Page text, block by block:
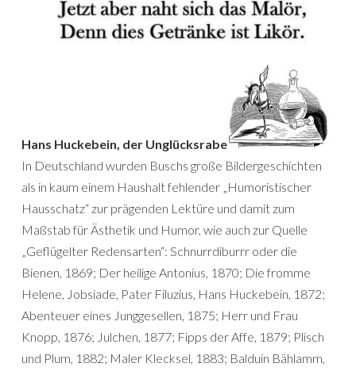
Hans Huckebein, der Unglücksrabe
In Deutschland wurden Buschs große Bildergeschichten
als in kaum einem Haushalt fehlender „Humoristischer
Hausschatz“ zur prägenden Lektüre und damit zum
Maßstab für Ästhetik und Humor, wie auch zur Quelle
„Geflügelter Redensarten“: Schnurrdiburrr oder die
Bienen, 1869; Der heilige Antonius, 1870; Die fromme
Helene, Jobsiade, Pater Filuzius, Hans Huckebein, 1872;
Abenteuer eines Junggesellen, 1875; Herr und Frau
Knopp, 1876; Julchen, 1877; Fipps der Affe, 1879; Plisch
und Plum, 1882; Maler Klecksel, 1883; Balduin Bählamm,